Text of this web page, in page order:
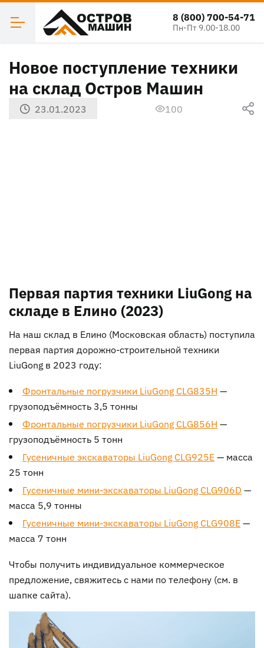
8 (800) 700-54-71
Пн-Пт 9.00-18.00
Новое поступление техники
на склад Остров Машин
23.01.2023 100
Первая партия техники LiuGong на
складе в Елино (2023)
На наш склад в Елино (Московская область) поступила
первая партия дорожно-строительной техники
LiuGong в 2023 году:
Фронтальные погрузчики LiuGong CLG835H —
грузоподъёмность 3,5 тонны
Фронтальные погрузчики LiuGong CLG856H —
грузоподъёмность 5 тонн
Гусеничные экскаваторы LiuGong CLG925E— масса
25 тонн
Гусеничные мини-экскаваторы LiuGong CLG906D —
масса 5,9 тонны
Гусеничные мини-экскаваторы LiuGong CLG908E—
масса 7 тонн
Чтобы получить индивидуальное коммерческое
предложение, свяжитесь с нами по телефону (см. в
шапке сайта).